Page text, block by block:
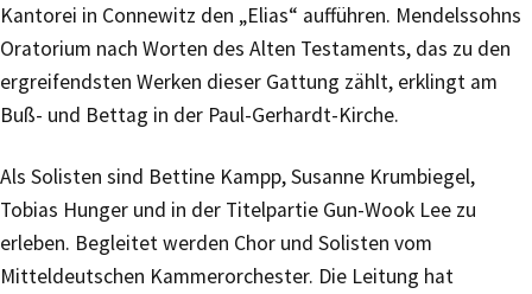
Kantorei in Connewitz den „Elias“ aufführen. Mendelssohns
Oratorium nach Worten des Alten Testaments, das zu den
ergreifendsten Werken dieser Gattung zählt, erklingt am
Buß- und Bettag in der Paul-Gerhardt-Kirche.
Als Solisten sind Bettine Kampp, Susanne Krumbiegel,
Tobias Hunger und in der Titelpartie Gun-Wook Lee zu
erleben. Begleitet werden Chor und Solisten vom
Mitteldeutschen Kammerorchester. Die Leitung hat